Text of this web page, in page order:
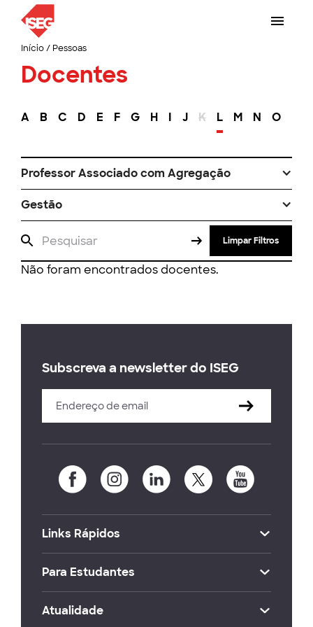
Início/ Pessoas
Docentes
A B C D E F G H I J K L M N O
Professor Associado com Agregação
Gestão
Limpar Filtros
Não foram encontrados docentes.
Subscreva a newsletter do ISEG
Links Rápidos
Para Estudantes
Atualidade